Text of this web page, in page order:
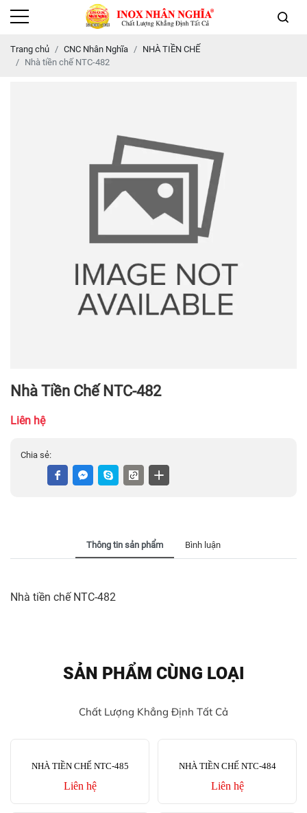
Trang chủ CNC Nhân Nghĩa
NHÀ TIỀN CHẾ
Nhà tiền chế NTC-482
Nhà Tiền Chế NTC-482
Liên hệ
Chia sẻ:
Thông tin sản phẩm Bình luận
Nhà tiền chế NTC-482
SẢN PHẨM CÙNG LOẠI
Chất Lượng Khẳng Định Tất Cả
NHÀ TIỀN CHẾ NTC-485
Liên hệ
NHÀ TIỀN CHẾ NTC-484
Liên hệ